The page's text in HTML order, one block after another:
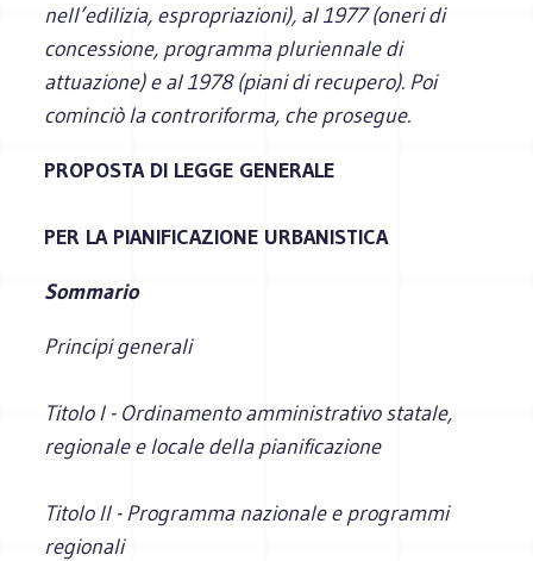
nell’edilizia, espropriazioni), al 1977 (oneri di
concessione, programma pluriennale di
attuazione) e al 1978 (piani di recupero). Poi
cominciò la controriforma, che prosegue.
PROPOSTA DI LEGGE GENERALE
PER LA PIANIFICAZIONE URBANISTICA
Sommario
Principi generali
Titolo I - Ordinamento amministrativo statale,
regionale e locale della pianificazione
Titolo II - Programma nazionale e programmi
regionali